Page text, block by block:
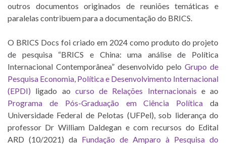
outros documentos originados de reuniões temáticas e
paralelas contribuem para a documentação do BRICS.
O BRICS Docs foi criado em 2024 como produto do projeto
de pesquisa “BRICS e China: uma análise de Política
Internacional Contemporânea” desenvolvido pelo Grupo de
Pesquisa Economia, Política e Desenvolvimento Internacional
(EPDI) ligado ao curso de Relações Internacionais e ao
Programa de Pós-Graduação em Ciência Política da
Universidade Federal de Pelotas (UFPel), sob liderança do
professor Dr William Daldegan e com recursos do Edital
ARD (10/2021) da Fundação de Amparo à Pesquisa do